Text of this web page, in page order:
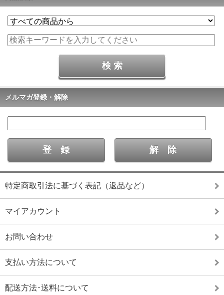
メルマガ登録・解除
特定商取引法に基づく表記（返品など）
マイアカウント
お問い合わせ
支払い方法について
配送方法･送料について